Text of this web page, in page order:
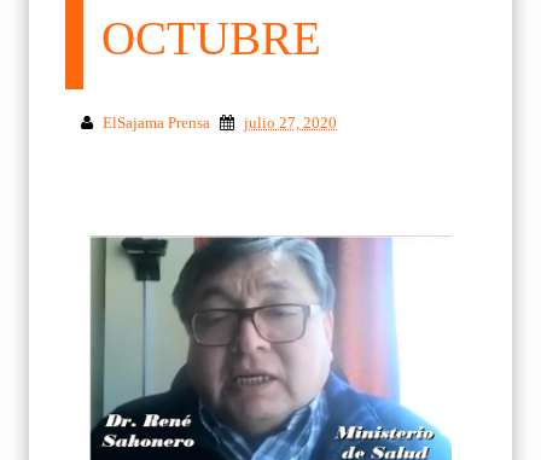
OCTUBRE
ElSajama Prensa julio 27, 2020